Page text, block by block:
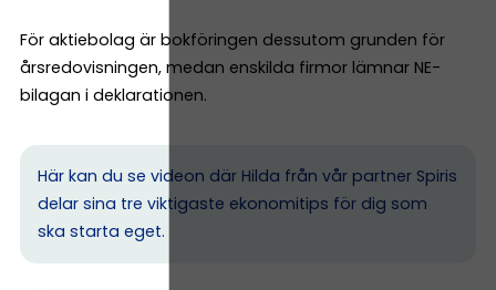
För aktiebolag är bokföringen dessutom grunden för
årsredovisningen, medan enskilda firmor lämnar NE-
bilagan i deklarationen.
Här kan du se videon där Hilda från vår partner Spiris
delar sina tre viktigaste ekonomitips för dig som
ska starta eget.